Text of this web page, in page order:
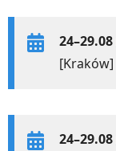
24–29.08
[Kraków]
24–29.08